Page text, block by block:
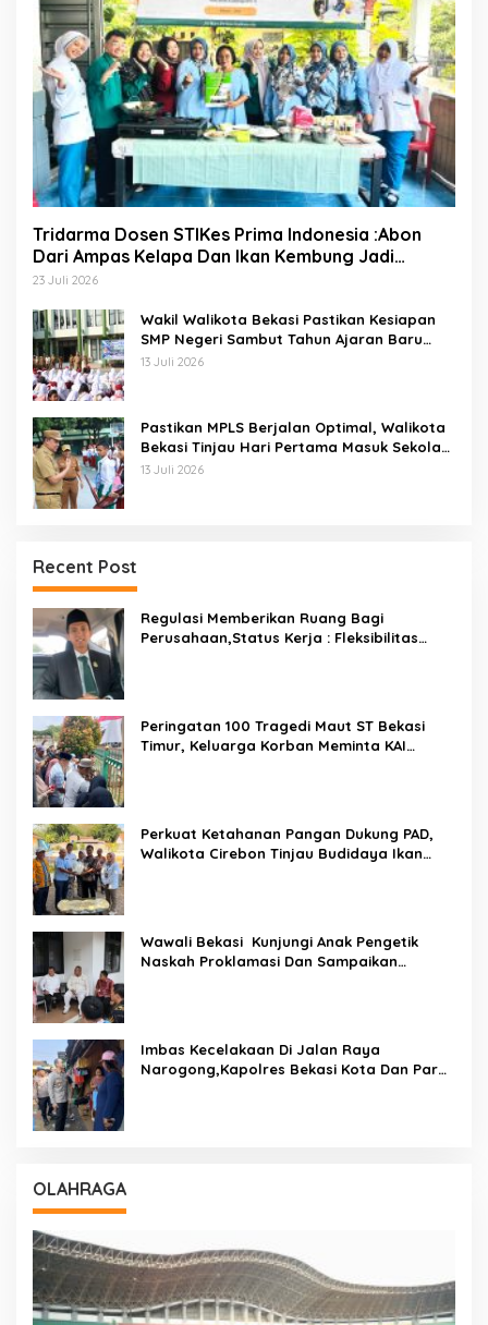
Tridarma Dosen STIKes Prima Indonesia :Abon
Dari Ampas Kelapa Dan Ikan Kembung Jadi
Inovasi PMT Balita Di Desa Mangunjaya Bekasi
23 Juli 2026
Wakil Walikota Bekasi Pastikan Kesiapan
SMP Negeri Sambut Tahun Ajaran Baru
2026
13 Juli 2026
Pastikan MPLS Berjalan Optimal, Walikota
Bekasi Tinjau Hari Pertama Masuk Sekolah
Di SMPN 12 Kota Bekasi
13 Juli 2026
Recent Post
Regulasi Memberikan Ruang Bagi
Perusahaan,Status Kerja : Fleksibilitas
Peringatan 100 Tragedi Maut ST Bekasi
Timur, Keluarga Korban Meminta KAI
Perkuat Ketahanan Pangan Dukung PAD,
Walikota Cirebon Tinjau Budidaya Ikan
Wawali Bekasi Kunjungi Anak Pengetik
Naskah Proklamasi Dan Sampaikan
Imbas Kecelakaan Di Jalan Raya
Narogong,Kapolres Bekasi Kota Dan Para
OLAHRAGA